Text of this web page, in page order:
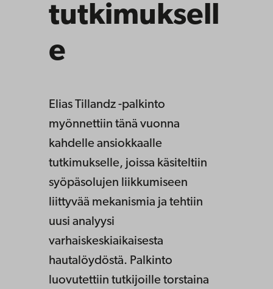
tutkimuksell
e
Elias Tillandz -palkinto
myönnettiin tänä vuonna
kahdelle ansiokkaalle
tutkimukselle, joissa käsiteltiin
syöpäsolujen liikkumiseen
liittyvää mekanismia ja tehtiin
uusi analyysi
varhaiskeskiaikaisesta
hautalöydöstä. Palkinto
luovutettiin tutkijoille torstaina